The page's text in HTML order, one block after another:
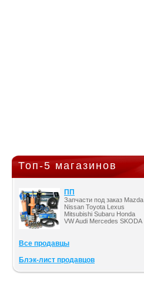
Топ-5 магазинов
ПП
Запчасти под заказ Mazda
Nissan Toyota Lexus
Mitsubishi Subaru Honda
VW Audi Mercedes SKODA
Все продавцы
Блэк-лист продавцов